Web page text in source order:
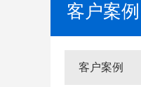
客户案例
客户案例